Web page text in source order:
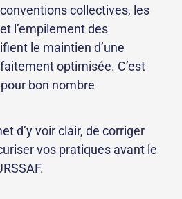
collectives, les
l’empilement des
le maintien d’une
optimisée. C’est
bon nombre
d’y voir clair, de corriger
vos pratiques avant le